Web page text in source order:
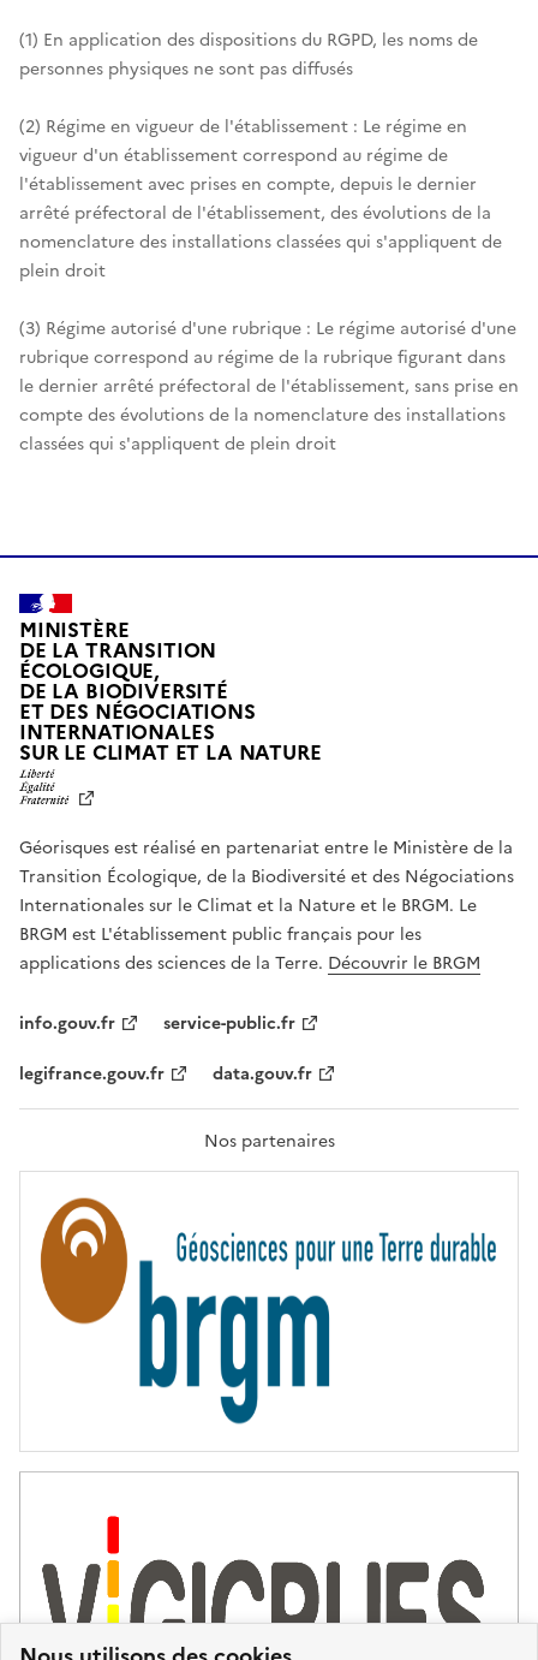
(1) En application des dispositions du RGPD, les noms de
personnes physiques ne sont pas diffusés
(2) Régime en vigueur de l'établissement : Le régime en
vigueur d'un établissement correspond au régime de
l'établissement avec prises en compte, depuis le dernier
arrêté préfectoral de l'établissement, des évolutions de la
nomenclature des installations classées qui s'appliquent de
plein droit
(3) Régime autorisé d'une rubrique : Le régime autorisé d'une
rubrique correspond au régime de la rubrique figurant dans
le dernier arrêté préfectoral de l'établissement, sans prise en
compte des évolutions de la nomenclature des installations
classées qui s'appliquent de plein droit
MINISTÈRE
DE LA TRANSITION
ÉCOLOGIQUE,
DE LA BIODIVERSITÉ
ET DES NÉGOCIATIONS
INTERNATIONALES
SUR LE CLIMAT ET LA NATUREL
T
É
,
É
G
A
L
F
A
T
R
T
É
Géorisques est réalisé en partenariat entre le Ministère de la
Transition Écologique, de la Biodiversité et des Négociations
Internationales sur le Climat et la Nature et le BRGM. Le
BRGM est L'établissement public français pour les
applications des sciences de la Terre. Découvrir le BRGM
info.gouv.fr
service-public.fr
legifrance.gouv.fr
data.gouv.fr
Nos partenaires